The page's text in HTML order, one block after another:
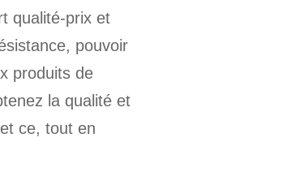
qualité-prix et
pouvoir
produits de
la qualité et
ce, tout en